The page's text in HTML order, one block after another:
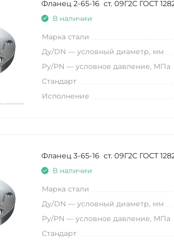
Фланец 2-65-16 ст. 09Г2С ГОСТ
В наличии
Марка стали
Ду/DN — условный диаметр, мм
Ру/PN — условное давление, МПа
Стандарт
Исполнение
Фланец 3-65-16 ст. 09Г2С ГОСТ
В наличии
Марка стали
Ду/DN — условный диаметр, мм
Ру/PN — условное давление, МПа
Стандарт